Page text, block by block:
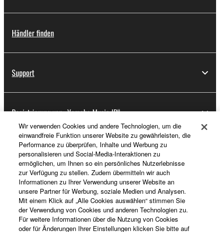
Händler finden
Support
Registrierung von „Yamaha Music ID“
Über Yamaha
Schweiz Suisse Svizzera - German
Business
Wir verwenden Cookies und andere Technologien, um die
einwandfreie Funktion unserer Website zu gewährleisten, die
Performance zu überprüfen, Inhalte und Werbung zu
personalisieren und Social-Media-Interaktionen zu
ermöglichen, um Ihnen so ein persönliches Nutzerlebnisse
zur Verfügung zu stellen. Zudem übermitteln wir auch
Informationen zu Ihrer Verwendung unserer Website an
unsere Partner für Werbung, soziale Medien und Analysen.
Mit einem Klick auf „Alle Cookies auswählen“ stimmen Sie
der Verwendung von Cookies und anderen Technologien zu.
Für weitere Informationen über die Nutzung von Cookies
oder für Änderungen Ihrer Einstellungen klicken Sie bitte auf